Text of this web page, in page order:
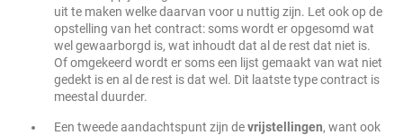
uit te maken welke daarvan voor u nuttig zijn. Let ook op de
opstelling van het contract: soms wordt er opgesomd wat
wel gewaarborgd is, wat inhoudt dat al de rest dat niet is.
Of omgekeerd wordt er soms een lijst gemaakt van wat niet
gedekt is en al de rest is dat wel. Dit laatste type contract is
meestal duurder.
Een tweede aandachtspunt zijn devrijstellingen, want ook